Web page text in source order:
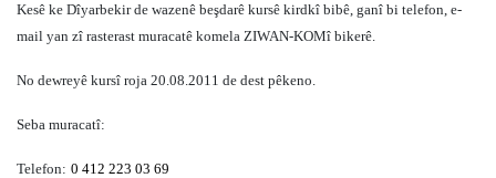
Kesê ke Dîyarbekir de wazenê beşdarê kursê kirdkî bibê, ganî bi telefon, e-
mail yan zî rasterast muracatê komela ZIWAN-KOMî bikerê.
No dewreyê kursî roja 20.08.2011 de dest pêkeno.
Seba muracatî:
Telefon: 0 412 223 03 69